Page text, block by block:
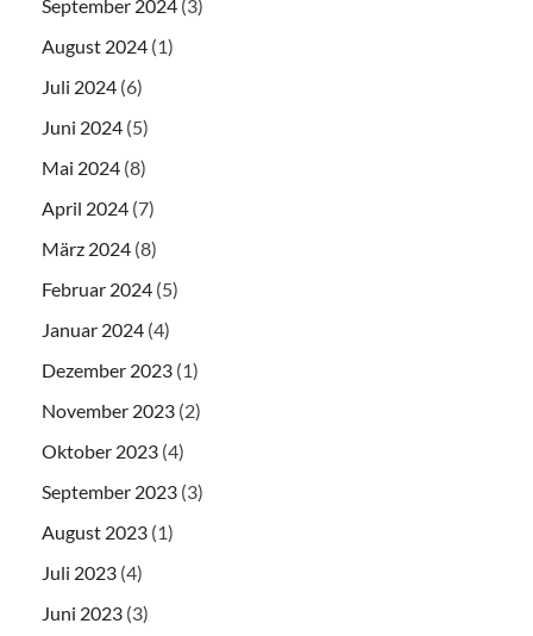
September 2024 (3)
August 2024 (1)
Juli 2024 (6)
Juni 2024 (5)
Mai 2024 (8)
April 2024 (7)
März 2024 (8)
Februar 2024 (5)
Januar 2024 (4)
Dezember 2023 (1)
November 2023 (2)
Oktober 2023 (4)
September 2023 (3)
August 2023 (1)
Juli 2023 (4)
Juni 2023 (3)